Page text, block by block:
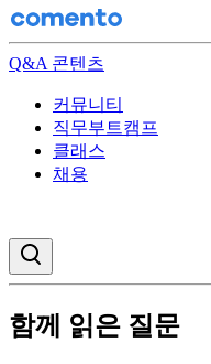
Q&A 콘텐츠
커뮤니티
직무부트캠프
클래스
채용
함께 읽은 질문